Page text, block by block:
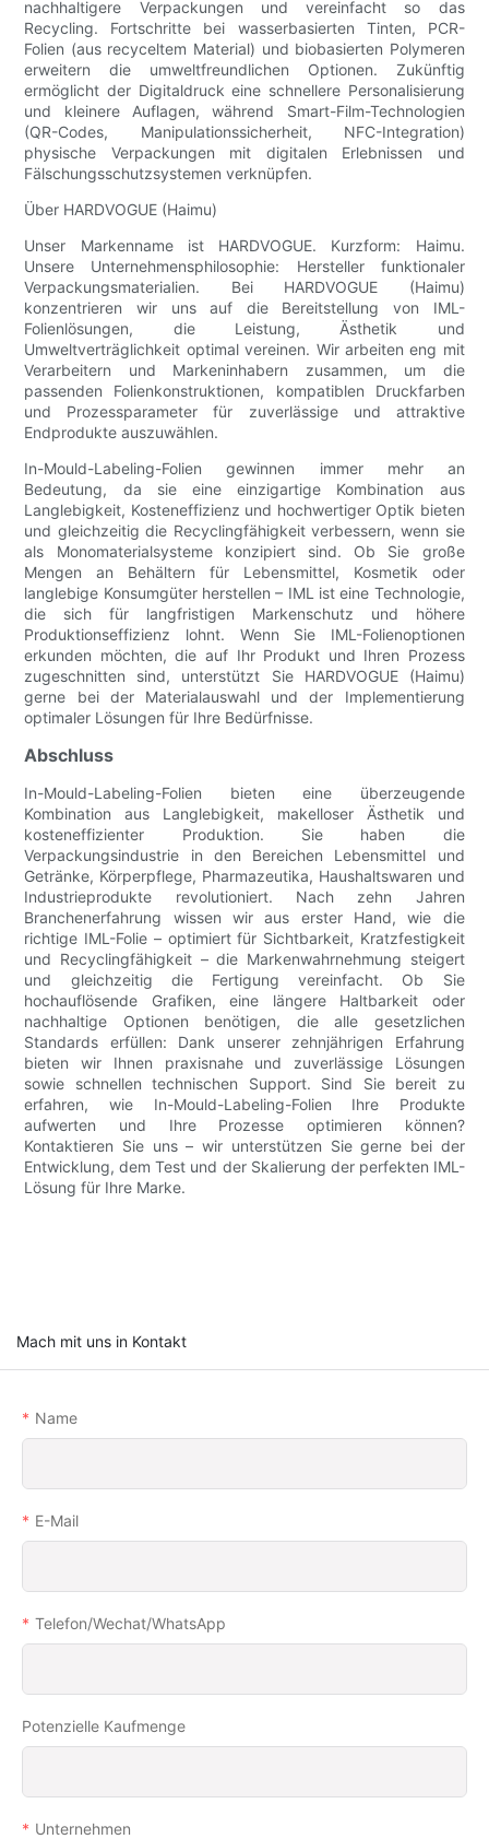
nachhaltigere Verpackungen und vereinfacht so das
Recycling. Fortschritte bei wasserbasierten Tinten, PCR-
Folien (aus recyceltem Material) und biobasierten Polymeren
erweitern die umweltfreundlichen Optionen. Zukünftig
ermöglicht der Digitaldruck eine schnellere Personalisierung
und kleinere Auflagen, während Smart-Film-Technologien
(QR-Codes, Manipulationssicherheit, NFC-Integration)
physische Verpackungen mit digitalen Erlebnissen und
Fälschungsschutzsystemen verknüpfen.
Über HARDVOGUE (Haimu)
Unser Markenname ist HARDVOGUE. Kurzform: Haimu.
Unsere Unternehmensphilosophie: Hersteller funktionaler
Verpackungsmaterialien. Bei HARDVOGUE (Haimu)
konzentrieren wir uns auf die Bereitstellung von IML-
Folienlösungen, die Leistung, Ästhetik und
Umweltverträglichkeit optimal vereinen. Wir arbeiten eng mit
Verarbeitern und Markeninhabern zusammen, um die
passenden Folienkonstruktionen, kompatiblen Druckfarben
und Prozessparameter für zuverlässige und attraktive
Endprodukte auszuwählen.
In-Mould-Labeling-Folien gewinnen immer mehr an
Bedeutung, da sie eine einzigartige Kombination aus
Langlebigkeit, Kosteneffizienz und hochwertiger Optik bieten
und gleichzeitig die Recyclingfähigkeit verbessern, wenn sie
als Monomaterialsysteme konzipiert sind. Ob Sie große
Mengen an Behältern für Lebensmittel, Kosmetik oder
langlebige Konsumgüter herstellen – IML ist eine Technologie,
die sich für langfristigen Markenschutz und höhere
Produktionseffizienz lohnt. Wenn Sie IML-Folienoptionen
erkunden möchten, die auf Ihr Produkt und Ihren Prozess
zugeschnitten sind, unterstützt Sie HARDVOGUE (Haimu)
gerne bei der Materialauswahl und der Implementierung
optimaler Lösungen für Ihre Bedürfnisse.
Abschluss
In-Mould-Labeling-Folien bieten eine überzeugende
Kombination aus Langlebigkeit, makelloser Ästhetik und
kosteneffizienter Produktion. Sie haben die
Verpackungsindustrie in den Bereichen Lebensmittel und
Getränke, Körperpflege, Pharmazeutika, Haushaltswaren und
Industrieprodukte revolutioniert. Nach zehn Jahren
Branchenerfahrung wissen wir aus erster Hand, wie die
richtige IML-Folie – optimiert für Sichtbarkeit, Kratzfestigkeit
und Recyclingfähigkeit – die Markenwahrnehmung steigert
und gleichzeitig die Fertigung vereinfacht. Ob Sie
hochauflösende Grafiken, eine längere Haltbarkeit oder
nachhaltige Optionen benötigen, die alle gesetzlichen
Standards erfüllen: Dank unserer zehnjährigen Erfahrung
bieten wir Ihnen praxisnahe und zuverlässige Lösungen
sowie schnellen technischen Support. Sind Sie bereit zu
erfahren, wie In-Mould-Labeling-Folien Ihre Produkte
aufwerten und Ihre Prozesse optimieren können?
Kontaktieren Sie uns – wir unterstützen Sie gerne bei der
Entwicklung, dem Test und der Skalierung der perfekten IML-
Lösung für Ihre Marke.
Mach mit uns in Kontakt
Name
E-Mail
Telefon/Wechat/WhatsApp
Potenzielle Kaufmenge
Unternehmen